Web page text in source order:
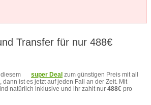
Transfer für nur 488€
super Deal zum günstigen Preis mit all
ist es jetzt auf jeden Fall an der Zeit. Mit
natürlich inklusive und ihr zahlt nur 488€ pro